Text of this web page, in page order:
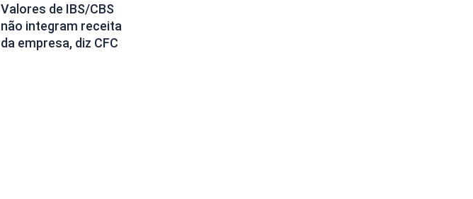
Valores de IBS/CBS
não integram receita
da empresa, diz CFC